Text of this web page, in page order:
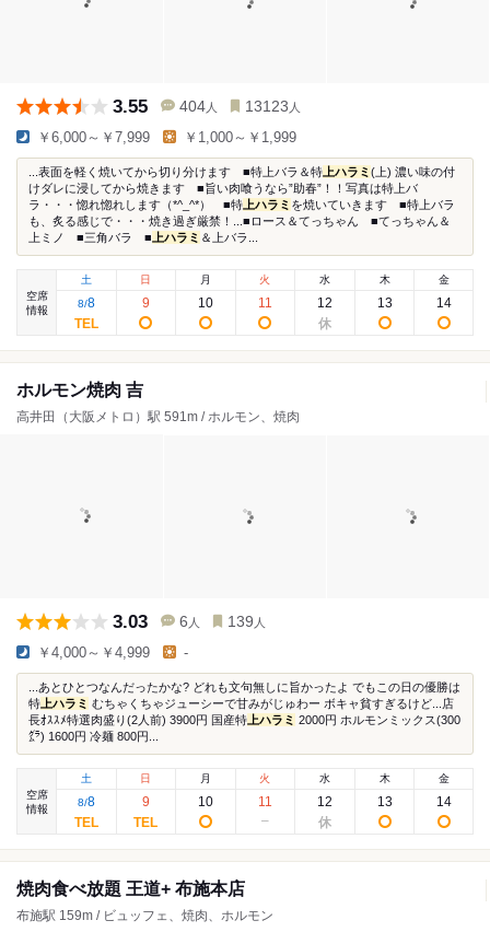
3.55 404 人 13123 人
￥6,000～￥7,999 ￥1,000～￥1,999
...表面を軽く焼いてから切り分けます ■特上バラ＆特 上ハラミ (上) 濃い味の付
けダレに浸してから焼きます ■旨い肉喰うなら”助春”！！写真は特上バ
ラ・・・惚れ惚れします（*^_^*） ■特 上ハラミ を焼いていきます ■特上バラ
も、炙る感じで・・・焼き過ぎ厳禁！...■ロース＆てっちゃん ■てっちゃん＆
上ミノ ■三角バラ ■ 上ハラミ ＆上バラ...
空席
情報
土
8/8
日
9
月
10
火
11
水
12
木
13
金
14
ホルモン焼肉 吉
高井田（大阪メトロ）駅 591m / ホルモン、焼肉
3.03 6 人 139 人
￥4,000～￥4,999 -
...あとひとつなんだったかな? どれも文句無しに旨かったよ でもこの日の優勝は
特 上ハラミ むちゃくちゃジューシーで甘みがじゅわー ボキャ貧すぎるけど...店
長ｵｽｽﾒ特選肉盛り(2人前) 3900円 国産特 上ハラミ 2000円 ホルモンミックス(300
㌘) 1600円 冷麺 800円...
空席
情報
土
8/8
日
9
月
10
火
11
水
12
木
13
金
14
焼肉食べ放題 王道+ 布施本店
布施駅 159m / ビュッフェ、焼肉、ホルモン